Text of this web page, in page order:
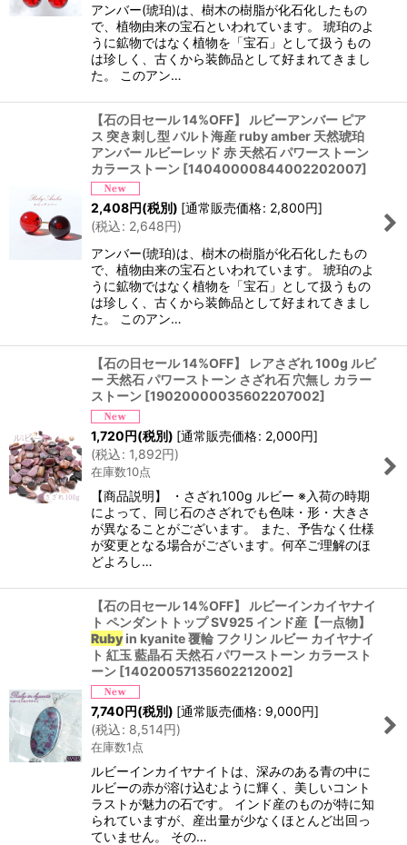
アンバー(琥珀)は、樹木の樹脂が化石化したもの
で、植物由来の宝石といわれています。 琥珀のよ
うに鉱物ではなく植物を「宝石」として扱うもの
は珍しく、古くから装飾品として好まれてきまし
た。 このアン…
【石の日セール 14%OFF】 ルビーアンバー ピア
ス 突き刺し型 バルト海産 ruby amber 天然琥珀
アンバー ルビーレッド 赤 天然石 パワーストーン
カラーストーン [14040000844002202007]
2,408円(税別) [通常販売価格: 2,800円]
(税込: 2,648円)
アンバー(琥珀)は、樹木の樹脂が化石化したもの
で、植物由来の宝石といわれています。 琥珀のよ
うに鉱物ではなく植物を「宝石」として扱うもの
は珍しく、古くから装飾品として好まれてきまし
た。 このアン…
【石の日セール 14%OFF】 レアさざれ 100g ルビ
ー 天然石 パワーストーン さざれ石 穴無し カラー
ストーン [19020000035602207002]
1,720円(税別) [通常販売価格: 2,000円]
(税込: 1,892円)
在庫数10点
【商品説明】 ・さざれ100g ルビー ※入荷の時期
によって、同じ石のさざれでも色味・形・大きさ
が異なることがございます。 また、予告なく仕様
が変更となる場合がございます。何卒ご理解のほ
どよろし…
【石の日セール 14%OFF】 ルビーインカイヤナイ
ト ペンダントトップ SV925 インド産【一点物】
Rubyin kyanite 覆輪 フクリン ルビー カイヤナイ
ト 紅玉 藍晶石 天然石 パワーストーン カラースト
ーン [14020057135602212002]
7,740円(税別) [通常販売価格: 9,000円]
(税込: 8,514円)
在庫数1点
ルビーインカイヤナイトは、深みのある青の中に
ルビーの赤が溶け込むように輝く、美しいコント
ラストが魅力の石です。 インド産のものが特に知
られていますが、産出量が少なくほとんど出回っ
ていません。 その…